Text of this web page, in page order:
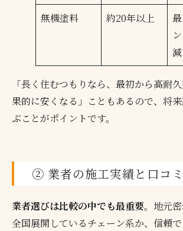
無機塗料 約20年以上
「長く住むつもりなら、最初から高耐
果的に安くなる」こともあるので、将
ぶことがポイントです。
② 業者の施工実績と口コミ
業者選びは比較の中でも最重要。地元密
全国展開しているチェーン系か、信頼